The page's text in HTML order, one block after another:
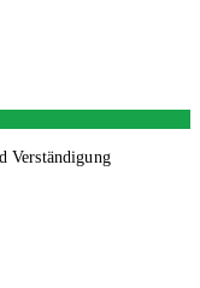
Verständigung